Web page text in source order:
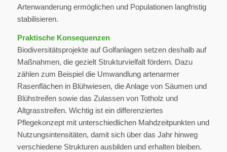
Artenwanderung ermöglichen und Populationen langfristig
stabilisieren.
Praktische Konsequenzen
Biodiversitätsprojekte auf Golfanlagen setzen deshalb auf
Maßnahmen, die gezielt Strukturvielfalt fördern. Dazu
zählen zum Beispiel die Umwandlung artenarmer
Rasenflächen in Blühwiesen, die Anlage von Säumen und
Blühstreifen sowie das Zulassen von Totholz und
Altgrasstreifen. Wichtig ist ein differenziertes
Pflegekonzept mit unterschiedlichen Mahdzeitpunkten und
Nutzungsintensitäten, damit sich über das Jahr hinweg
verschiedene Strukturen ausbilden und erhalten bleiben.